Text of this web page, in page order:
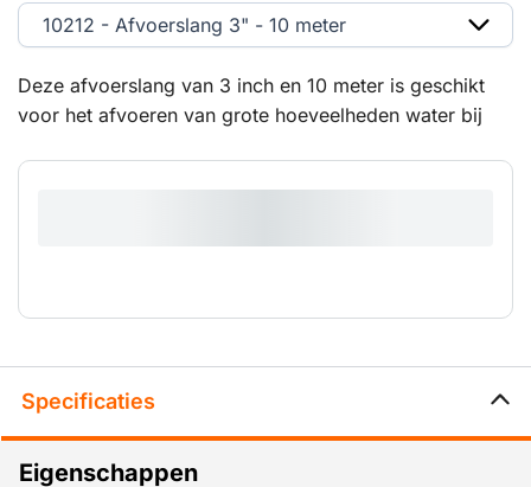
Deze afvoerslang van 3 inch en 10 meter is geschikt
voor het afvoeren van grote hoeveelheden water bij
flexibele slang is bestand tegen intensief gebruik en
10212 - Afvoerslang 3" - 10 meter
Specificaties
Eigenschappen